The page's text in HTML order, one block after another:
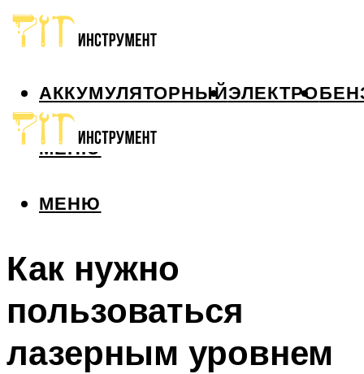
АККУМУЛЯТОРНЫЙЭЛЕКТРО
МЕНЮ
МЕНЮ
Как нужно
пользоваться
лазерным уровнем